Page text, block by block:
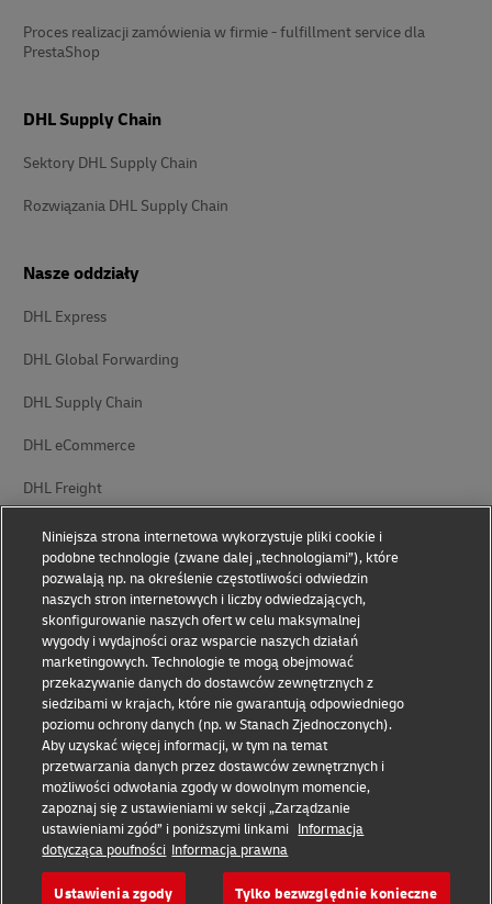
Proces realizacji zamówienia w firmie - fulfillment service dla
PrestaShop
DHL Supply Chain
Sektory DHL Supply Chain
Rozwiązania DHL Supply Chain
Nasze oddziały
DHL Express
DHL Global Forwarding
DHL Supply Chain
DHL eCommerce
DHL Freight
Informacja o ochronie danych
osobowych
Zastrzeżenia prawne
Ułatwienia dostępu Ustawienia plików cookie
Śledź nas w portalach społecznościowych
Niniejsza strona internetowa wykorzystuje pliki cookie i
podobne technologie (zwane dalej „technologiami”), które
pozwalają np. na określenie częstotliwości odwiedzin
naszych stron internetowych i liczby odwiedzających,
skonfigurowanie naszych ofert w celu maksymalnej
wygody i wydajności oraz wsparcie naszych działań
marketingowych. Technologie te mogą obejmować
przekazywanie danych do dostawców zewnętrznych z
siedzibami w krajach, które nie gwarantują odpowiedniego
poziomu ochrony danych (np. w Stanach Zjednoczonych).
Aby uzyskać więcej informacji, w tym na temat
przetwarzania danych przez dostawców zewnętrznych i
możliwości odwołania zgody w dowolnym momencie,
zapoznaj się z ustawieniami w sekcji „Zarządzanie
ustawieniami zgód” i poniższymi linkami Informacja
dotycząca poufności Informacja prawna
Ustawienia zgody Tylko bezwzględnie konieczne